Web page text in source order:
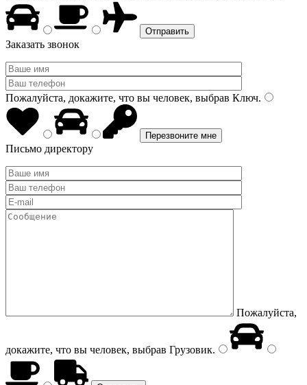
Заказать звонок
Пожалуйста, докажите, что вы человек, выбрав Ключ.
Письмо директору
Пожалуйста,
докажите, что вы человек, выбрав Грузовик.